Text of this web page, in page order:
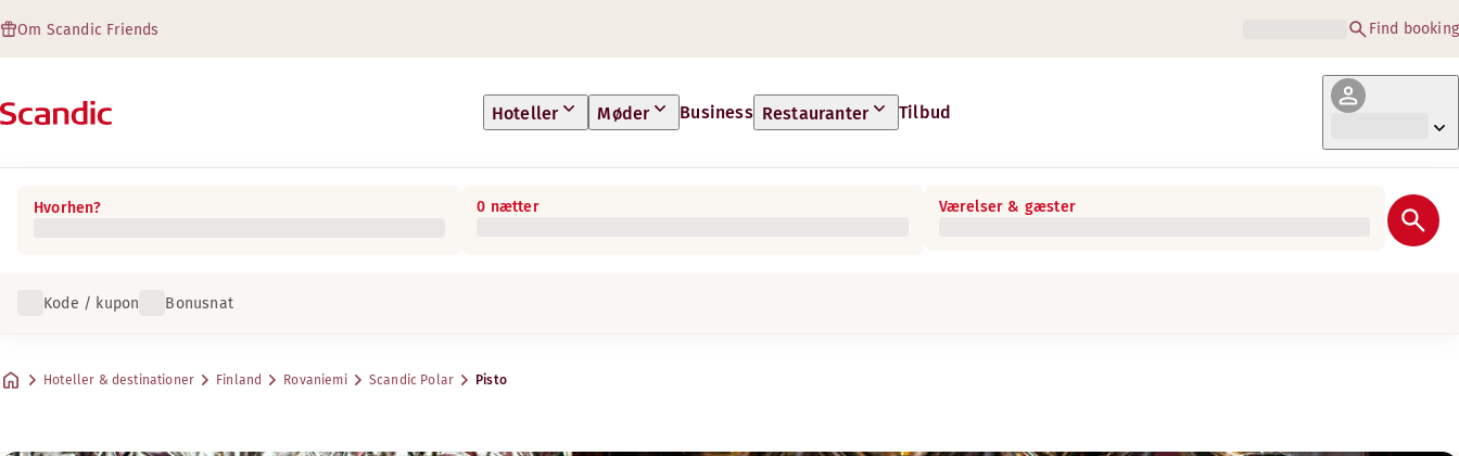
Om Scandic Friends Find booking
Hoteller Møder Business Restauranter Tilbud
Hvorhen? 0 nætter Værelser & gæster
Kode / kupon Bonusnat
Hoteller & destinationer Finland Rovaniemi Scandic Polar Pisto